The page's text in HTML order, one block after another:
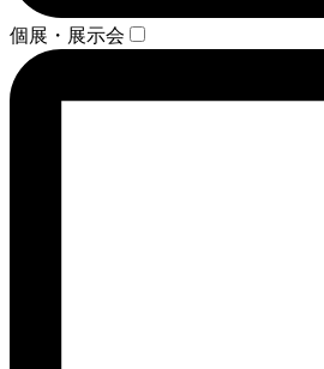
個展・展示会